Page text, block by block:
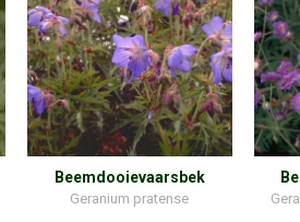
Beemdooievaarsbek
Geranium pratense